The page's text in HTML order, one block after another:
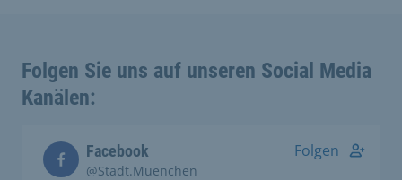
Folgen Sie uns auf unseren Social Media
Kanälen:
Facebook
@Stadt.Muenchen
Folgen